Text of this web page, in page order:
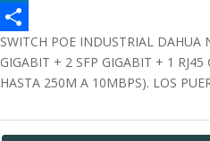
a
c
o
L
i
e
C
p
SWITCH POE INDUSTRIAL DAHUA
GIGABIT + 2 SFP GIGABIT + 1
HASTA 250M A 10MBPS). LOS